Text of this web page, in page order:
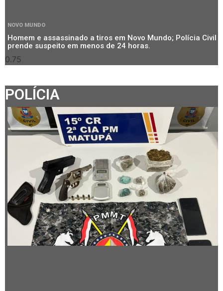
NOVO MUNDO
Homem e assassinado a tiros em Novo Mundo; Polícia Civil
prende suspeito em menos de 24 horas.
POLÍCIA